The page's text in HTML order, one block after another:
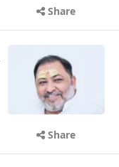
Share
Share